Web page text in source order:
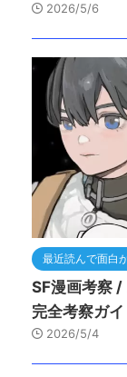
2026/5/6
最近読んで面白
SF漫画考察 /
完全考察ガイ
2026/5/4